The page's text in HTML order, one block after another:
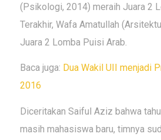
(Psikologi, 2014) meraih Juara 2
Terakhir, Wafa Amatullah
Juara 2 Lomba Puisi Arab.
Baca juga: Dua Wakil UII menjadi
2016
Diceritakan Saiful Aziz bahwa
masih mahasiswa baru, timnya